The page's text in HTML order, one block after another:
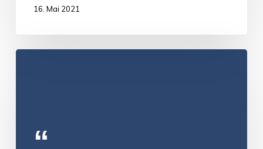
16. Mai 2021